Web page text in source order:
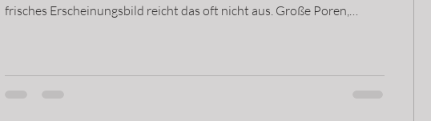
frisches Erscheinungsbild reicht das oft nicht aus. Große Poren,